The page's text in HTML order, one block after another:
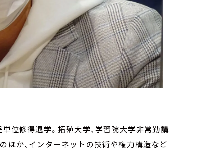
位修得退学。拓殖大学、学習院大学非常勤講
ほか、インターネットの技術や権力構造など